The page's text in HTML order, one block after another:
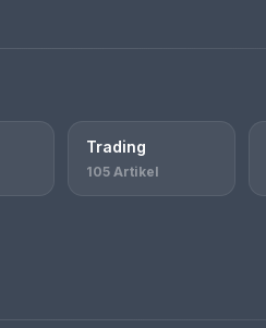
Trading
105 Artikel